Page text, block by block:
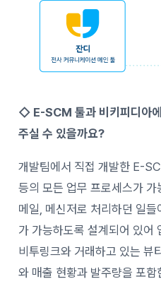
◇ E-SCM툴과 비키피디아
주실 수 있을까요?
개발팀에서 직접 개발한 E-
등의 모든 업무 프로세스가
메일, 메신저로 처리하던 일
가 가능하도록 설계되어 있어
비투링크와 거래하고 있는 뷰
와 매출 현황과 발주량을 포